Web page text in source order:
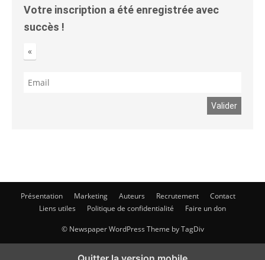
Votre inscription a été enregistrée avec
succès !
«
Présentation Marketing Auteurs Recrutement
Contact
Liens utiles
Politique de confidentialité Faire un don
© Newspaper WordPress Theme by TagDiv